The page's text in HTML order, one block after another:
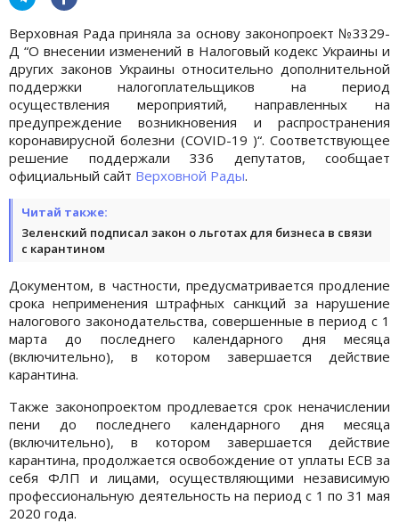
Верховная Рада приняла за основу законопроект №3329-
Д “О внесении изменений в Налоговый кодекс Украины и
других законов Украины относительно дополнительной
поддержки налогоплательщиков на период
осуществления мероприятий, направленных на
предупреждение возникновения и распространения
коронавирусной болезни (COVID-19 )“. Соответствующее
решение поддержали 336 депутатов, сообщает
официальный сайт Верховной Рады.
Читай также:
Зеленский подписал закон о льготах для бизнеса в связи
с карантином
Документом, в частности, предусматривается продление
срока неприменения штрафных санкций за нарушение
налогового законодательства, совершенные в период с 1
марта до последнего календарного дня месяца
(включительно), в котором завершается действие
карантина.
Также законопроектом продлевается срок неначислении
пени до последнего календарного дня месяца
(включительно), в котором завершается действие
карантина, продолжается освобождение от уплаты ЕСВ за
себя ФЛП и лицами, осуществляющими независимую
профессиональную деятельность на период с 1 по 31 мая
2020 года.